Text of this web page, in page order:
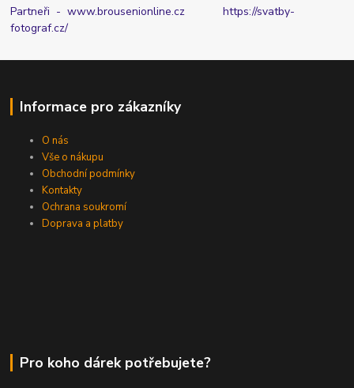
Partneři - www.brousenionline.czhttps://svatby-
fotograf.cz/
Informace pro zákazníky
O nás
Vše o nákupu
Obchodní podmínky
Kontakty
Ochrana soukromí
Doprava a platby
Pro koho dárek potřebujete?